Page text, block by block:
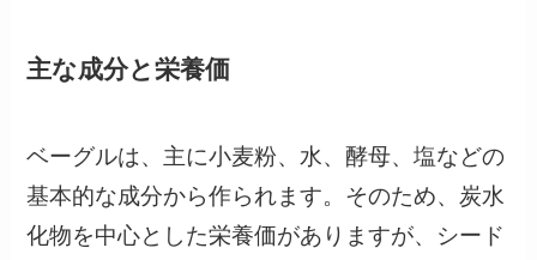
主な成分と栄養価
ベーグルは、主に小麦粉、水、酵母、塩などの
基本的な成分から作られます。そのため、炭水
化物を中心とした栄養価がありますが、シード